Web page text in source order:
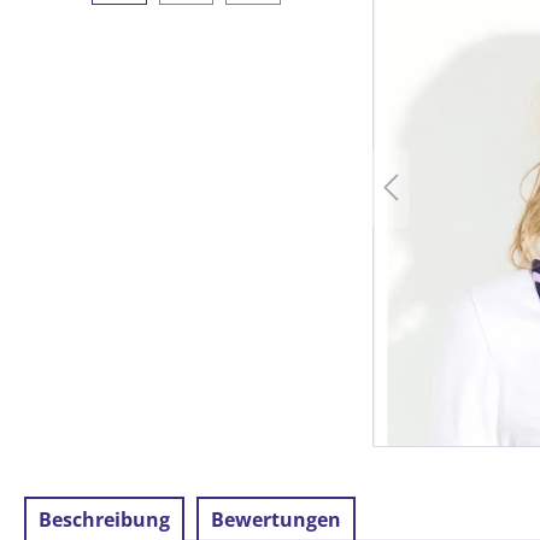
Beschreibung Bewertungen